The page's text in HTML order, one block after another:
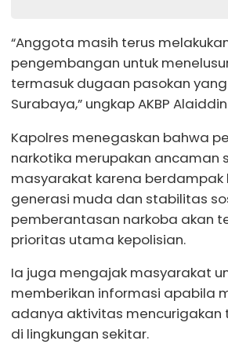
“Anggota masih terus
pengembangan untuk
termasuk dugaan pasokan
Surabaya,” ungkap AKBP
Kapolres menegaskan bahwa
narkotika merupakan ancaman
masyarakat karena
generasi muda dan stabilitas
pemberantasan narkoba akan
prioritas utama kepolisian.
Ia juga mengajak masyarakat
memberikan informasi apabila
adanya aktivitas mencurigakan
di lingkungan sekitar.